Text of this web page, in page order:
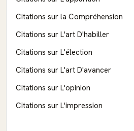
Citations sur la Compréhension
Citations sur L'art D'habiller
Citations sur L'élection
Citations sur L'art D'avancer
Citations sur L'opinion
Citations sur L'impression